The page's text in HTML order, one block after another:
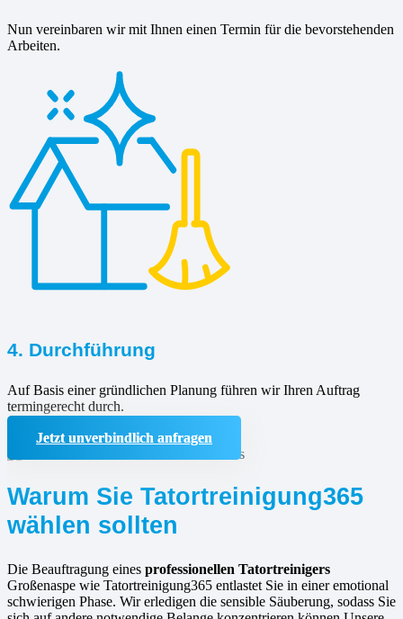
Nun vereinbaren wir mit Ihnen einen Termin für die bevorstehenden
Arbeiten.
4. Durchführung
Auf Basis einer gründlichen Planung führen wir Ihren Auftrag
termingerecht durch.
Jetzt unverbindlich anfragen
Warum Sie Tatortreinigung365
wählen sollten
Die Beauftragung eines professionellen Tatortreinigers
Großenaspe wie Tatortreinigung365 entlastet Sie in einer emotional
schwierigen Phase. Wir erledigen die sensible Säuberung, sodass Sie